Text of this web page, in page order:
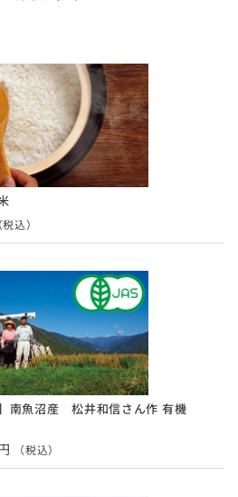
（税込）
南魚沼産 松井和信さん作 有機
（税込）